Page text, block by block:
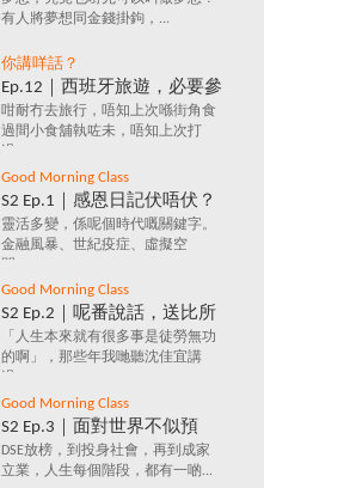
夢=金錢+金錢+金錢？
有人將夢想同金錢掛鉤，...
你講咩話？
Ep.12｜西班牙旅遊，必要參
加的文化慶典活動✈️ 跟住節
日去旅行～月月精彩！
咁耐冇去旅行，唔知上次喺街角食
過間小食舖執咗未，唔知上次打
Good Morning Class
S2 Ep.1｜感恩日記伏唔伏？
藍橘子為你解構，究竟係乜
嘢原理，每天寫低3件感恩
靈活多變，係呢個時代嘅關鍵字。
金融風暴、世紀疫症、虛擬空
Good Morning Class
S2 Ep.2｜呢番說話，送比所
有覺得自己好失敗嘅人｜放
棄好唔好？堅持值唔值？人
「人生本來就有很多事是徒勞無功
的啊」，那些年我哋聽沈佳宜講
Good Morning Class
S2 Ep.3｜面對世界不似預
期，我要保持憤怒？｜負面
情緒背後鮮為人知的含義，
DSE放榜，到投身社會，再到成家
立業，人生每個階段，都有一啲...